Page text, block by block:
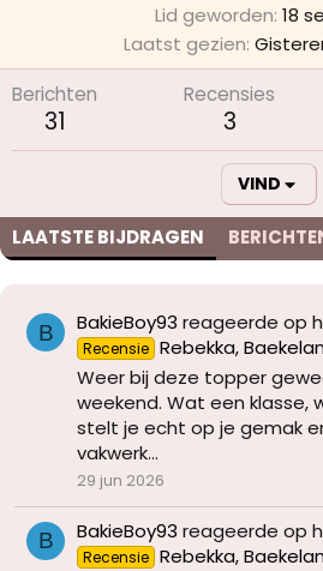
Lid geworden 18
Laatst gezien
Berichten
31
Recensies
3
VIND
LAATSTE BIJDRAGEN
B BakieBoy93 reageerde op
Recensie Rebekka,
Weer bij deze topper
weekend. Wat een klasse,
stelt je echt op je gemak
vakwerk...
29 jun 2026
B BakieBoy93 reageerde op
Recensie Rebekka,